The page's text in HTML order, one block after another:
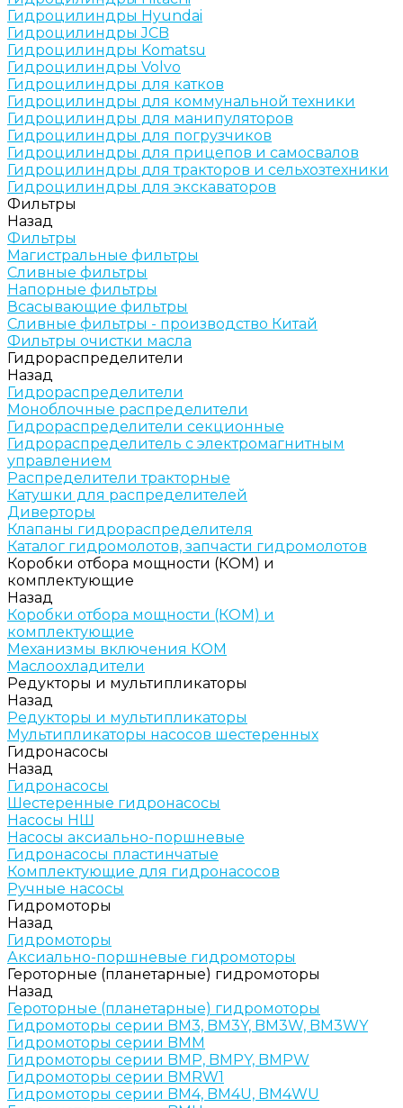
Гидроцилиндры Hyundai
Гидроцилиндры JCB
Гидроцилиндры Komatsu
Гидроцилиндры Volvo
Гидроцилиндры для катков
Гидроцилиндры для коммунальной техники
Гидроцилиндры для манипуляторов
Гидроцилиндры для погрузчиков
Гидроцилиндры для прицепов и самосвалов
Гидроцилиндры для тракторов и сельхозтехники
Гидроцилиндры для экскаваторов
Фильтры
Назад
Фильтры
Магистральные фильтры
Сливные фильтры
Напорные фильтры
Всасывающие фильтры
Сливные фильтры - производство Китай
Фильтры очистки масла
Гидрораспределители
Назад
Гидрораспределители
Моноблочные распределители
Гидрораспределители секционные
Гидрораспределитель с электромагнитным
управлением
Распределители тракторные
Катушки для распределителей
Диверторы
Клапаны гидрораспределителя
Каталог гидромолотов, запчасти гидромолотов
Коробки отбора мощности (КОМ) и
комплектующие
Назад
Коробки отбора мощности (КОМ) и
комплектующие
Механизмы включения КОМ
Маслоохладители
Редукторы и мультипликаторы
Назад
Редукторы и мультипликаторы
Мультипликаторы насосов шестеренных
Гидронасосы
Назад
Гидронасосы
Шестеренные гидронасосы
Насосы НШ
Насосы аксиально-поршневые
Гидронасосы пластинчатые
Комплектующие для гидронасосов
Ручные насосы
Гидромоторы
Назад
Гидромоторы
Аксиально-поршневые гидромоторы
Героторные (планетарные) гидромоторы
Назад
Героторные (планетарные) гидромоторы
Гидромоторы серии BM3, BM3Y, BM3W, BM3WY
Гидромоторы серии BMM
Гидромоторы серии BMP, BMPY, BMPW
Гидромоторы серии BMRW1
Гидромоторы серии BМ4, BM4U, BМ4WU